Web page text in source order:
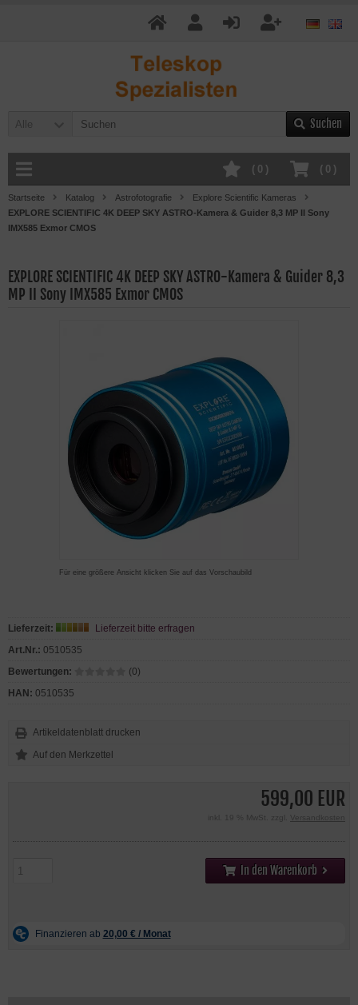
Alle Suchen
( 0 )
( 0 )
Startseite Katalog Astrofotografie
Explore Scientific Kameras
EXPLORE SCIENTIFIC 4K DEEP SKY ASTRO-Kamera & Guider 8,3 MP II Sony
IMX585 Exmor CMOS
EXPLORE SCIENTIFIC 4K DEEP SKY ASTRO-Kamera & Guider 8,3
MP II Sony IMX585 Exmor CMOS
Für eine größere Ansicht klicken Sie auf das Vorschaubild
599,00 EUR
inkl. 19 % MwSt. zzgl. Versandkosten
In den Warenkorb
Lieferzeit:
Lieferzeit bitte erfragen
Art.Nr.: 0510535
Bewertungen:
(0)
HAN: 0510535
Artikeldatenblatt drucken